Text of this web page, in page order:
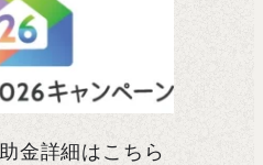
金詳細はこちら